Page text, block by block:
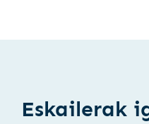
Eskailerak